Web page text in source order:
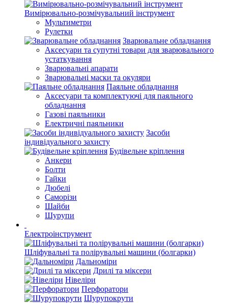
Вимірювально-розмічувальний інструмент
Мультиметри
Рулетки
Зварювальне обладнання
Аксесуари та супутні товари для зварювального
устаткування
Зварювальні апарати
Зварювальні маски та окуляри
Паяльне обладнання
Аксесуари та комплектуючі для паяльного
обладнання
Газові паяльники
Електричні паяльники
Засоби
індивідуального захисту
Будівельне кріплення
Анкери
Болти
Гайки
Дюбелі
Саморізи
Шайби
Шурупи
Електроінструмент
Шліфувальні та полірувальні машини (болгарки)
Дальноміри
Дрилі та міксери
Нівеліри
Перфоратори
Шурупокрути